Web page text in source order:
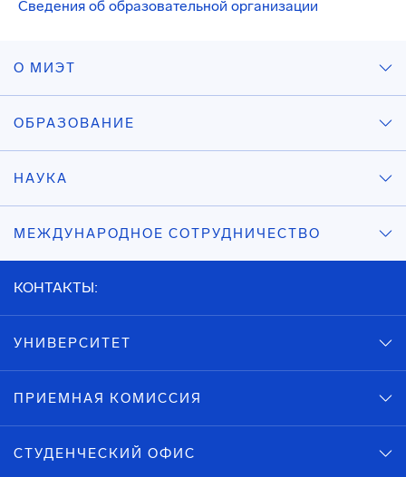
Сведения об образовательной организации
О МИЭТ
ОБРАЗОВАНИЕ
НАУКА
МЕЖДУНАРОДНОЕ СОТРУДНИЧЕСТВО
КОНТАКТЫ:
УНИВЕРСИТЕТ
ПРИЕМНАЯ КОМИССИЯ
СТУДЕНЧЕСКИЙ ОФИС